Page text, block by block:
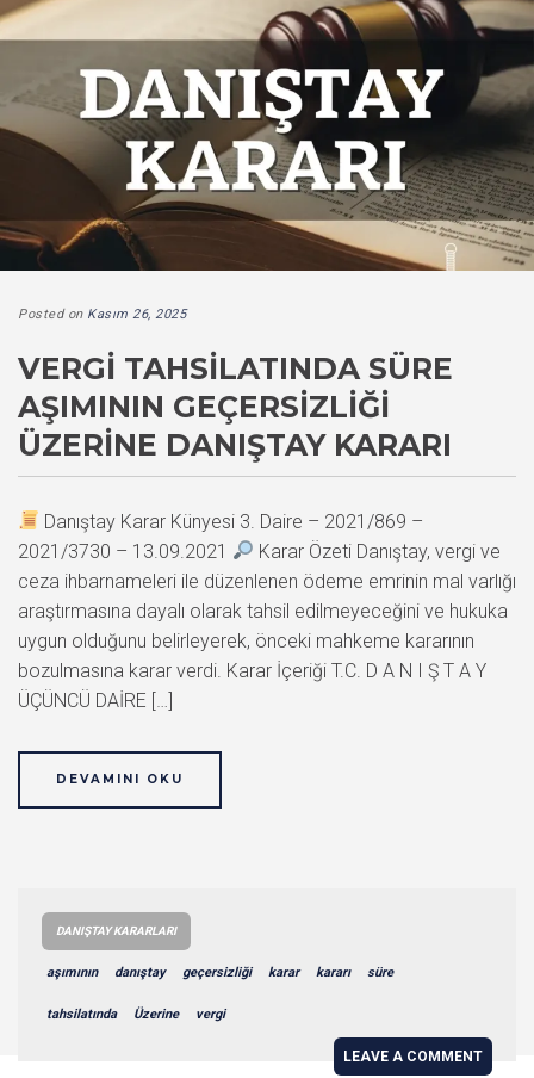
Posted on Kasım 26, 2025
VERGI TAHSILATINDA SÜRE
AŞIMININ GEÇERSIZLIĞI
ÜZERINE DANIŞTAY KARARI
Danıştay Karar Künyesi 3. Daire – 2021/869 –
2021/3730 – 13.09.2021
Karar Özeti Danıştay, vergi ve
ceza ihbarnameleri ile düzenlenen ödeme emrinin mal varlığı
araştırmasına dayalı olarak tahsil edilmeyeceğini ve hukuka
uygun olduğunu belirleyerek, önceki mahkeme kararının
bozulmasına karar verdi. Karar İçeriği T.C. D A N I Ş T A Y
ÜÇÜNCÜ DAİRE […]
DEVAMINI OKU
DANIŞTAY KARARLARI
aşımının danıştay geçersizliği karar kararı süre
tahsilatında Üzerine vergi
LEAVE A COMMENT